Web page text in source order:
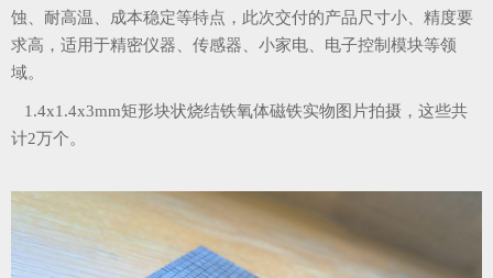
蚀、耐高温、成本稳定等特点， 此次交付的产品尺寸小、精度要
求高， 适用于精密仪器、传感器、小家电、电子控制模块等领
域。
1.4x1.4x3mm矩形块状烧结铁氧体磁铁实物图片拍摄，这些共
计2万个。